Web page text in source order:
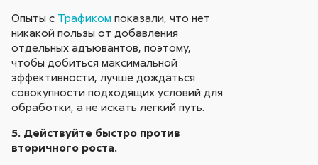
Опыты с Трафиком показали, что нет
никакой пользы от добавления
отдельных адъювантов, поэтому,
чтобы добиться максимальной
эффективности, лучше дождаться
совокупности подходящих условий для
обработки, а не искать легкий путь.
5. Действуйте быстро против
вторичного роста.